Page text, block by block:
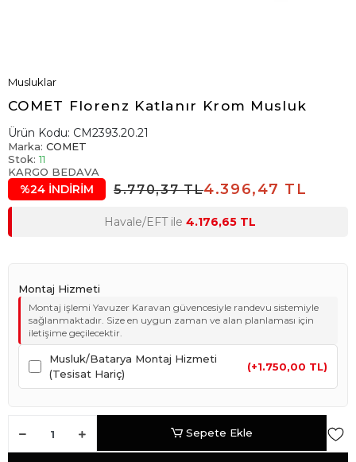
Musluklar
COMET Florenz Katlanır Krom Musluk
Ürün Kodu: CM2393.20.21
Marka: COMET
Stok: 11
KARGO BEDAVA
%24 İNDİRİM 5.770,37 TL4.396,47 TL
Havale/EFT ile 4.176,65 TL
Montaj Hizmeti
Montaj işlemi Yavuzer Karavan güvencesiyle randevu sistemiyle
sağlanmaktadır. Size en uygun zaman ve alan planlaması için
iletişime geçilecektir.
Musluk/Batarya Montaj Hizmeti
(Tesisat Hariç)
(+1.750,00 TL)
Sepete Ekle